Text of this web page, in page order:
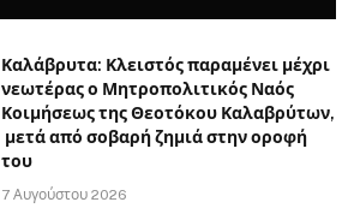
Καλάβρυτα: Κλειστός παραμένει μέχρι
νεωτέρας ο Μητροπολιτικός Ναός
Κοιμήσεως της Θεοτόκου Καλαβρύτων,
μετά από σοβαρή ζημιά στην οροφή
του
7 Αυγούστου 2026